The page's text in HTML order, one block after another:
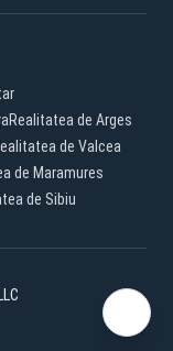
Realitatea de Arges
de Valcea
de Maramures
de Sibiu